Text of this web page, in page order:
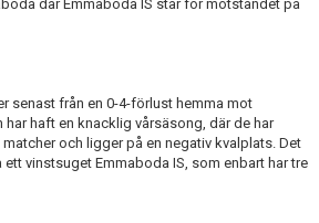
där Emmaboda IS står för motståndet på
senast från en 0-4-förlust hemma mot
har haft en knacklig vårsäsong, där de har
och ligger på en negativ kvalplats. Det
vinstsuget Emmaboda IS, som enbart har tre